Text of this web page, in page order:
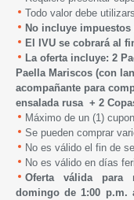
Todo valor debe
No incluye
El IVU se cobrará al
La oferta incluye: 2
Paella Mariscos (con
acompañante para
ensalada rusa + 2
Máximo de un (1)
Se pueden comprar
No es válido el fin de
No es válido en días
Oferta válida para
domingo de 1:00 p.m.